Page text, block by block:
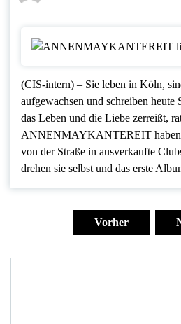
(CIS-intern) – Sie leben in Köln,
aufgewachsen und schreiben heute
das Leben und die Liebe zerreißt,
ANNENMAYKANTEREIT haben
von der Straße in ausverkaufte
drehen sie selbst und das erste
Vorher